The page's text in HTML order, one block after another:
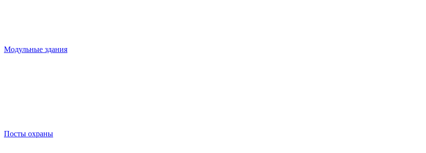
Модульные здания
Посты охраны